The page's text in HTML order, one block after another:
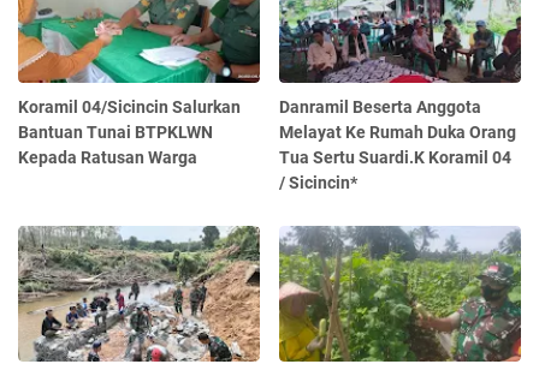
Koramil 04/Sicincin Salurkan
Bantuan Tunai BTPKLWN
Kepada Ratusan Warga
Danramil Beserta Anggota
Melayat Ke Rumah Duka Orang
Tua Sertu Suardi.K Koramil 04
/ Sicincin*